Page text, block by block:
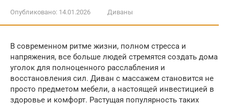
Опубликовано: 14.01.2026 Диваны
В современном ритме жизни, полном стресса и
напряжения, все больше людей стремятся создать дома
уголок для полноценного расслабления и
восстановления сил. Диван с массажем становится не
просто предметом мебели, а настоящей инвестицией в
здоровье и комфорт. Растущая популярность таких